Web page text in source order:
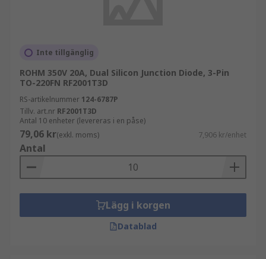
Inte tillgänglig
ROHM 350V 20A, Dual Silicon Junction Diode, 3-Pin
TO-220FN RF2001T3D
RS-artikelnummer 124-6787P
Tillv. art.nr RF2001T3D
Antal 10 enheter (levereras i en påse)
79,06 kr(exkl. moms) 7,906 kr/enhet
Antal
Lägg i korgen
Datablad